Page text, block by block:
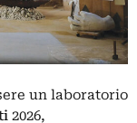
un laboratorio
2026,